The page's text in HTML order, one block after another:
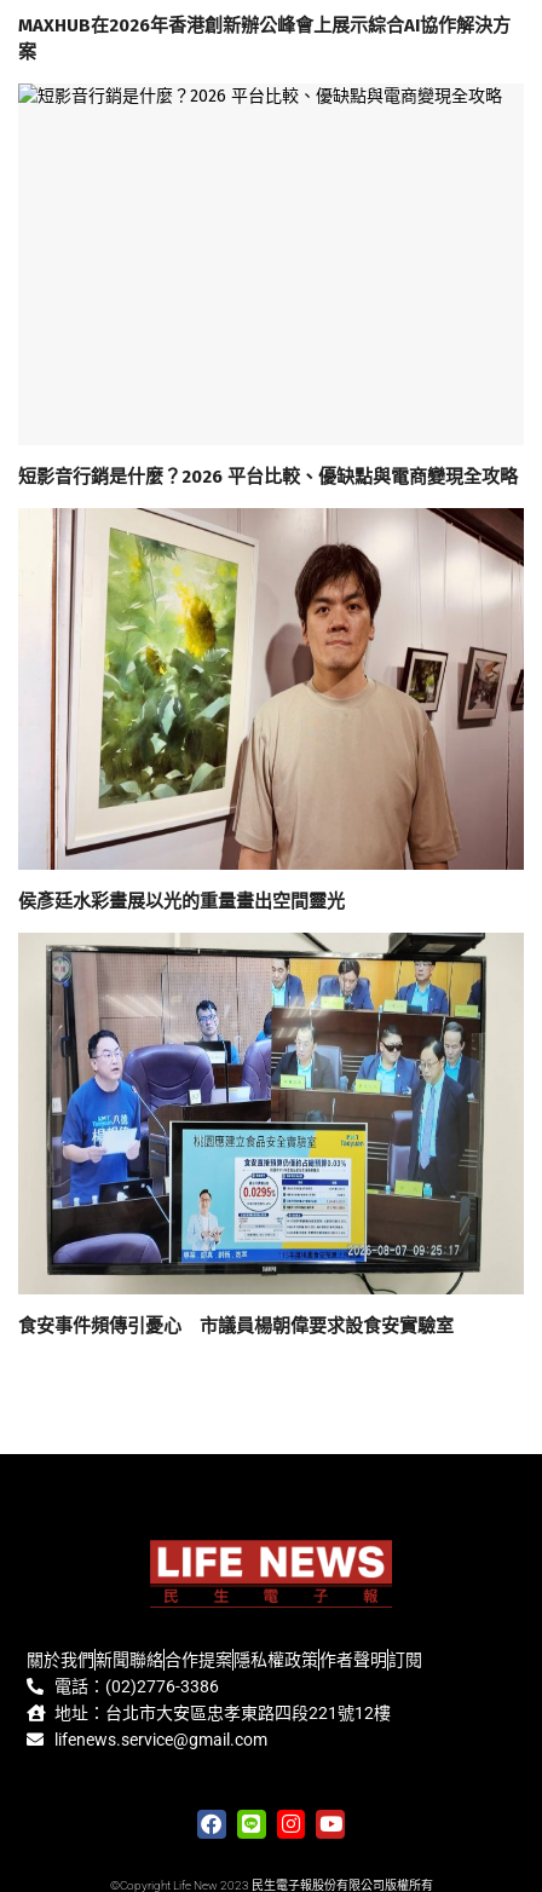
MAXHUB在2026年香港創新辦公峰會上展示綜合AI協作解決方
案
短影音行銷是什麼？2026 平台比較、優缺點與電商變現全攻略
侯彥廷水彩畫展以光的重量畫出空間靈光
食安事件頻傳引憂心 市議員楊朝偉要求設食安實驗室
關於我們新聞聯絡合作提案隱私權政策作者聲明訂閱
電話：(02)2776-3386
地址：台北市大安區忠孝東路四段221號12樓
lifenews.service@gmail.com
©Copyright Life New 2023 民生電子報股份有限公司版權所有